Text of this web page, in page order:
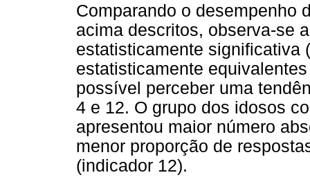
Comparando o desempenho
acima descritos, observa-se
estatisticamente significativa
estatisticamente
possível perceber uma
4 e 12. O grupo dos idosos
apresentou maior número
menor proporção de
(indicador 12).